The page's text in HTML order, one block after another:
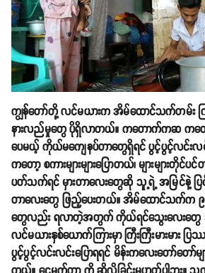
ကျွန်တော်တို့ လင်မယားက အိမ်ထောင်သက်တမ်း က
နားလည်မှုတွေ ပိုရှိလာတယ်။ ကတောက်ကဆ ကတေ
ပေမယ့် ကိုယ်မကျေနပ်တာတွေရှိရင် ပွင့်ပွင့်လင်းလ
ကတော့ စကားများများပြောတယ်၊ များများတို
ပတ်သက်ရင် မှားတာလေးတွေဆို သူ့ရဲ့ အမြင်နဲ့ ပ
တာလေးတွေ ဖြည့်ပေးတယ်။ အိမ်ထောင်သက်က ၉
တွေလည်း ရလာတဲ့အတွက် ကိုယ်ရင်သွေးလေး
လင်မယားနှစ်ယောက်ကြားမှာ ကြီးကြီးမားမား ပ
ပွင့်ပွင့်လင်းလင်းပြောရရင် မိန်းကလေးတော်တော်မျ